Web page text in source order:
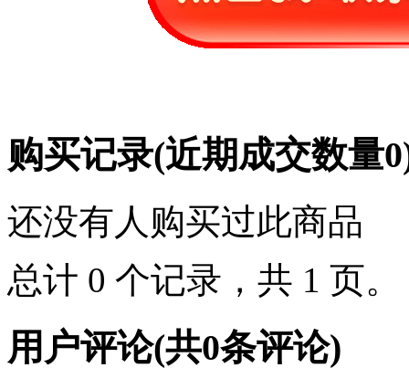
购买记录(近期成交数量0
还没有人购买过此商品
总计 0 个记录，共 1 页。
用户评论(共0条评论)